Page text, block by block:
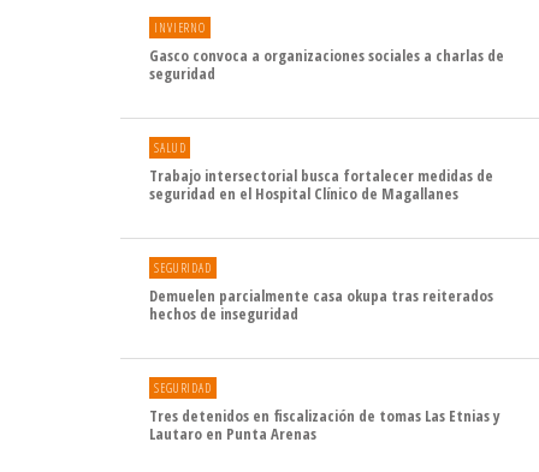
INVIERNO
Gasco convoca a organizaciones sociales a charlas de
seguridad
SALUD
Trabajo intersectorial busca fortalecer medidas de
seguridad en el Hospital Clínico de Magallanes
SEGURIDAD
Demuelen parcialmente casa okupa tras reiterados
hechos de inseguridad
SEGURIDAD
Tres detenidos en fiscalización de tomas Las Etnias y
Lautaro en Punta Arenas